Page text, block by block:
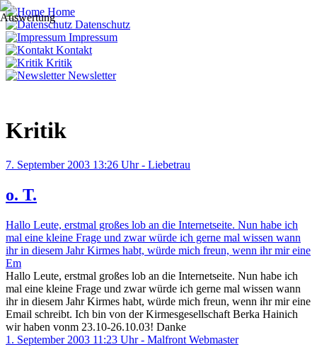
Home
Datenschutz
Impressum
Kontakt
Kritik
Newsletter
Kritik
7. September 2003 13:26 Uhr - Liebetrau
o. T.
Hallo Leute, erstmal großes lob an die Internetseite. Nun habe ich
mal eine kleine Frage und zwar würde ich gerne mal wissen wann
ihr in diesem Jahr Kirmes habt, würde mich freun, wenn ihr mir eine
Em
Hallo Leute, erstmal großes lob an die Internetseite. Nun habe ich
mal eine kleine Frage und zwar würde ich gerne mal wissen wann
ihr in diesem Jahr Kirmes habt, würde mich freun, wenn ihr mir eine
Email schreibt. Ich bin von der Kirmesgesellschaft Berka Hainich
wir haben vonm 23.10-26.10.03! Danke
1. September 2003 11:23 Uhr - Malfront Webmaster